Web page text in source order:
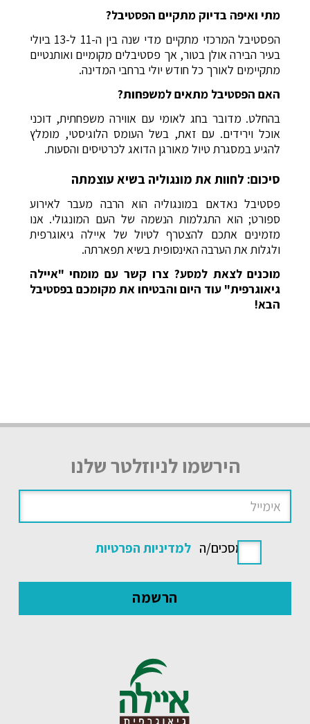
מתי ואיפה בדיוק מתקיים הפסטיבל?
הפסטיבל המרכזי מתקיים מדי שנה בין ה-11 ל-13 ביולי
בעיר הבירה אולן בטור, אך פסטיבלים מקומיים ואותנטיים
מתקיימים לאורך כל חודש יולי ברחבי המדינה.
האם הפסטיבל מתאים למשפחות?
בהחלט. מדובר בחג לאומי עם אווירה משפחתית, דוכני
אוכל וירידים. עם זאת, בשל העומס הלוגיסטי, מומלץ
להגיע במסגרת טיול מאורגן הדואג לכרטיסים והסעות.
סיכום: לחוות את מונגוליה בשיא עוצמתה
פסטיבל נאדאם במונגוליה הוא הרבה מעבר לאירוע
ספורט; הוא התגלמות הנשמה של העם המונגולי. אנו
מזמינים אתכם להצטרף לטיול של איילה גיאוגרפית
ולגלות את הערבה האינסופית בשיא תפארתה.
מוכנים לצאת למסע? צרו קשר עם מומחי "איילה
גיאוגרפית" עוד היום והבטיחו את מקומכם בפסטיבל
הבא!
הירשמו לניוזלטר שלנו
אני מסכים/ה למדיניות הפרטיות